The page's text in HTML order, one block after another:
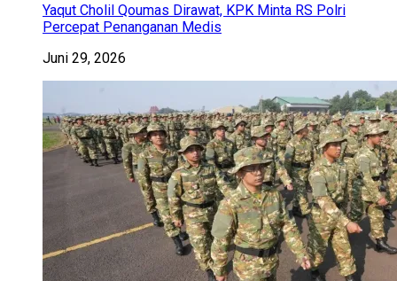
Yaqut Cholil Qoumas Dirawat, KPK Minta RS Polri
Percepat Penanganan Medis
Juni 29, 2026